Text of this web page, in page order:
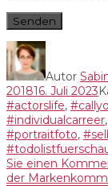
Senden
Autor
201816. Juli 2023
#actorslife,
#individualcarreer,
#portraitfoto,
Sie einen
der